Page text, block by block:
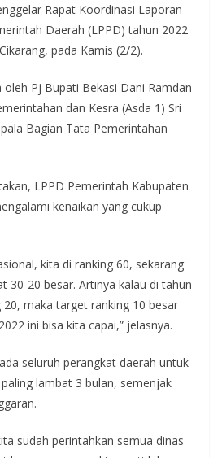
Rapat Koordinasi Laporan
Daerah (LPPD) tahun 2022
pada Kamis (2/2).
Pj Bupati Bekasi Dani Ramdan
dan Kesra (Asda 1) Sri
Bagian Tata Pemerintahan
LPPD Pemerintah Kabupaten
kenaikan yang cukup
kita di ranking 60, sekarang
30-20 besar. Artinya kalau di tahun
20, maka target ranking 10 besar
ini bisa kita capai,” jelasnya.
seluruh perangkat daerah untuk
lambat 3 bulan, semenjak
sudah perintahkan semua dinas